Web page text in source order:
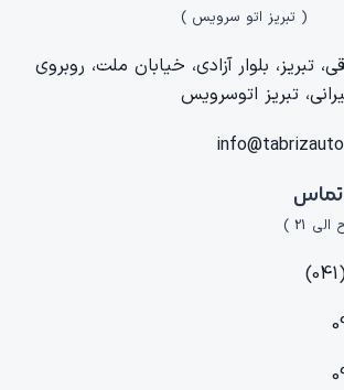
( تبریز اتو سرویس )
تبریز، بلوار آزادی، خیابان ملت، روبروی
تبریز اتوسرویس
تماس